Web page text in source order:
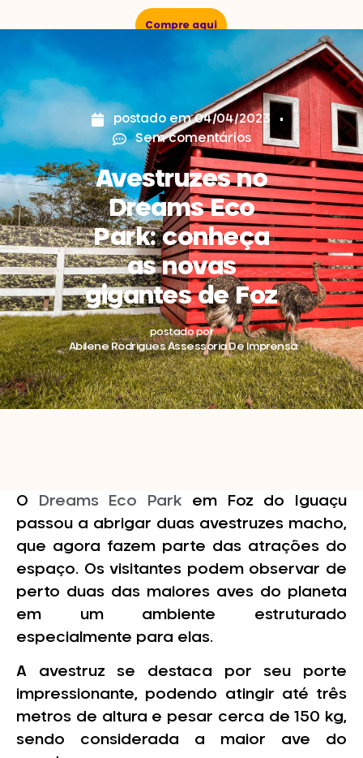
Compre aqui
postado em 04/04/2023
Sem comentários
Avestruzes no
Dreams Eco
Park: conheça
as novas
gigantes de Foz
postado por
Abilene Rodrigues Assessoria De Imprensa
O Dreams Eco Park em Foz do Iguaçu
passou a abrigar duas avestruzes macho,
que agora fazem parte das atrações do
espaço. Os visitantes podem observar de
perto duas das maiores aves do planeta
em um ambiente estruturado
especialmente para elas.
A avestruz se destaca por seu porte
impressionante, podendo atingir até três
metros de altura e pesar cerca de 150 kg,
sendo considerada a maior ave do